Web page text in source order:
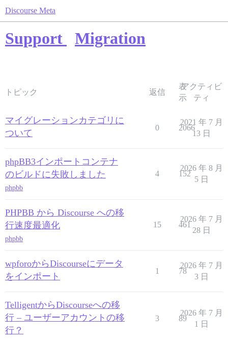
Discourse Meta
Support Migration
トピック 返信
表
示
アクティビ
ティ
マイグレーションカテゴリに
ついて
0 2066
2021 年 7 月
13 日
phpBB3インポートコンテナ
のビルドに失敗しました
phpbb
4 152
2026 年 8 月
5 日
PHPBB から Discourse への移
行速度最適化
phpbb
15 461
2026 年 7 月
28 日
wpforoからDiscourseにデータ
をインポート
1 78
2026 年 7 月
3 日
TelligentからDiscourseへの移
行 – ユーザーアカウントの移
行？
3 89
2026 年 7 月
1 日